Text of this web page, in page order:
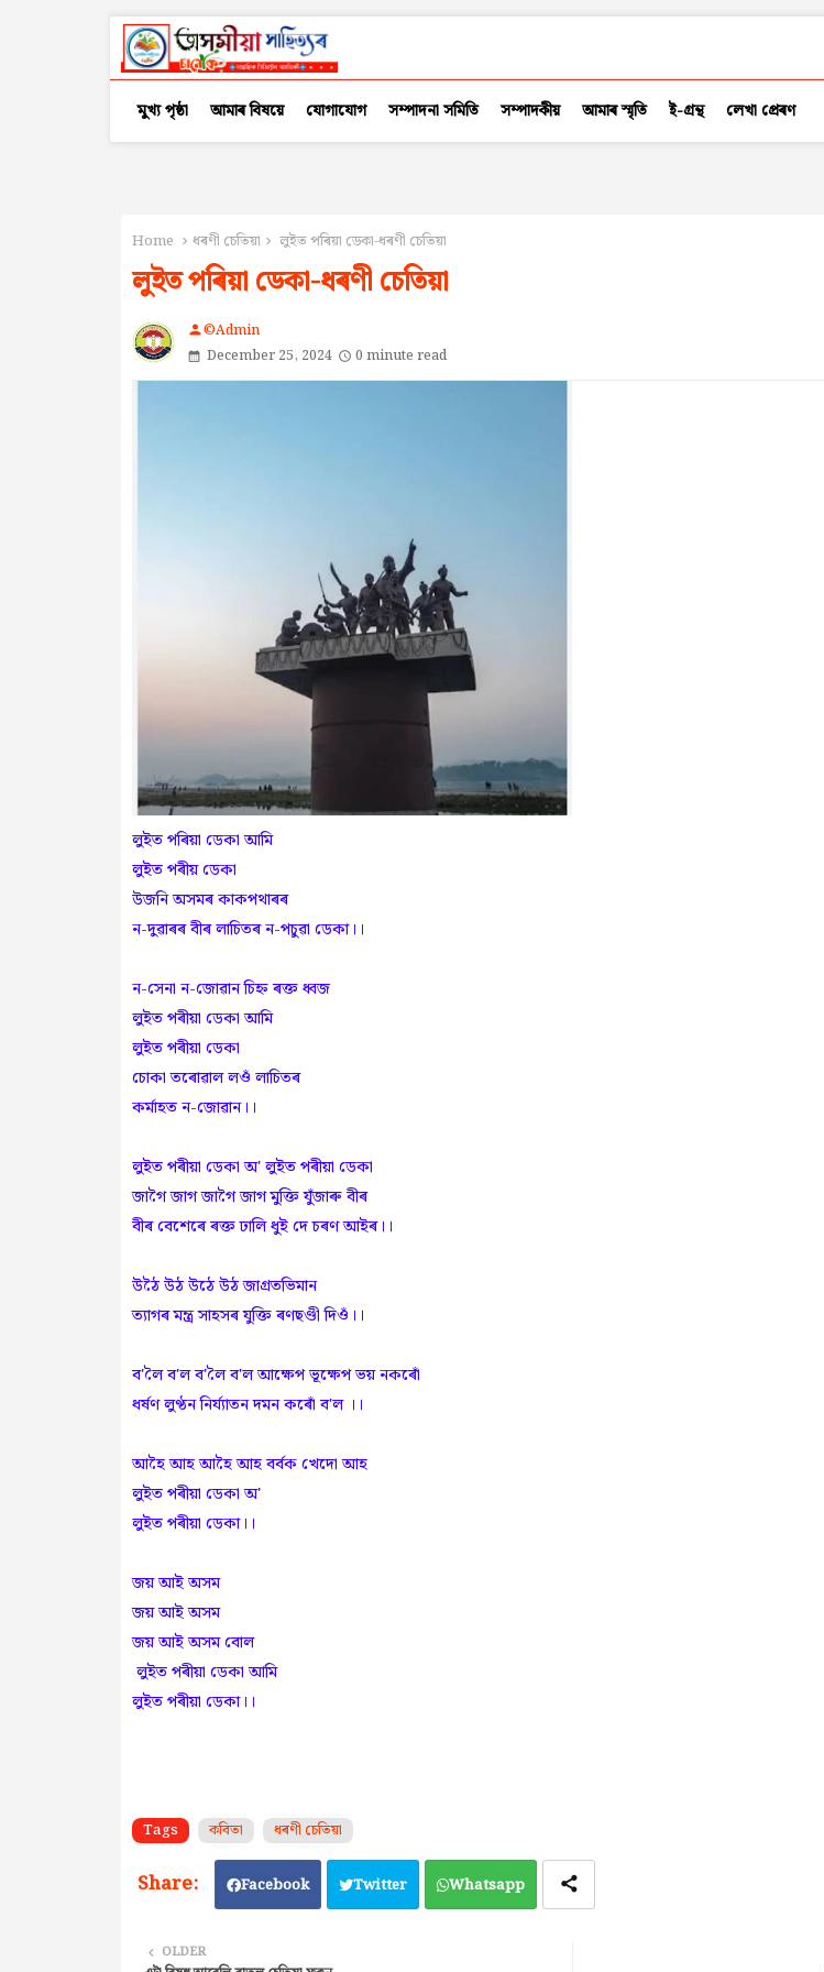
মুখ্য পৃষ্ঠা আমাৰ বিষয়ে যোগাযোগ সম্পাদনা সমিতি সম্পাদকীয় আমাৰ স্মৃতি ই-গ্ৰন্থ লেখা প্ৰেৰণ
Home ধৰণী চেতিয়া লুইত পৰিয়া ডেকা-ধৰণী চেতিয়া
লুইত পৰিয়া ডেকা-ধৰণী চেতিয়া
person©Admin
December 25, 2024
0 minute read
লুইত পৰিয়া ডেকা আমি
লুইত পৰীয় ডেকা
উজনি অসমৰ কাকপথাৰৰ
ন-দুৱাৰৰ বীৰ লাচিতৰ ন-পচুৱা ডেকা।।
ন-সেনা ন-জোৱান চিহ্ন ৰক্ত ধ্বজ
লুইত পৰীয়া ডেকা আমি
লুইত পৰীয়া ডেকা
চোকা তৰোৱাল লওঁ লাচিতৰ
কৰ্মাহত ন-জোৱান।।
লুইত পৰীয়া ডেকা অ' লুইত পৰীয়া ডেকা
জাগৈ জাগ জাগৈ জাগ মুক্তি যুঁজাৰু বীৰ
বীৰ বেশেৰে ৰক্ত ঢালি ধুই দে চৰণ আইৰ।।
উঠৈ উঠ উঠে উঠ জাগ্ৰতভিমান
ত্যাগৰ মন্ত্ৰ সাহসৰ যুক্তি ৰণছণ্ডী দিওঁ।।
ব'লৈ ব'ল ব'লৈ ব'ল আক্ষেপ ভূক্ষেপ ভয় নকৰোঁ
ধৰ্ষণ লুণ্ঠন নিৰ্য্যাতন দমন কৰোঁ ব'ল ।।
আহৈ আহ আহৈ আহ বৰ্বক খেদো আহ
লুইত পৰীয়া ডেকা অ'
লুইত পৰীয়া ডেকা।।
জয় আই অসম
জয় আই অসম
জয় আই অসম বোল
লুইত পৰীয়া ডেকা আমি
লুইত পৰীয়া ডেকা।।
Tags কবিতা ধৰণী চেতিয়া
Facebook Twitter Whatsapp
OLDER